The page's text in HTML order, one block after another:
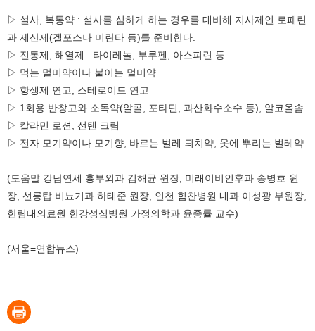
▷ 설사, 복통약 : 설사를 심하게 하는 경우를 대비해 지사제인 로페린
과 제산제(겔포스나 미란타 등)를 준비한다.
▷ 진통제, 해열제 : 타이레놀, 부루펜, 아스피린 등
▷ 먹는 멀미약이나 붙이는 멀미약
▷ 항생제 연고, 스테로이드 연고
▷ 1회용 반창고와 소독약(알콜, 포타딘, 과산화수소수 등), 알코올솜
▷ 칼라민 로션, 선탠 크림
▷ 전자 모기약이나 모기향, 바르는 벌레 퇴치약, 옷에 뿌리는 벌레약
(도움말 강남연세 흉부외과 김해균 원장, 미래이비인후과 송병호 원
장, 선릉탑 비뇨기과 하태준 원장, 인천 힘찬병원 내과 이성광 부원장,
한림대의료원 한강성심병원 가정의학과 윤종률 교수)
(서울=연합뉴스)